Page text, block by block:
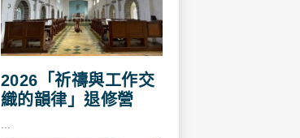
2026「祈禱與工作交
織的韻律」退修營